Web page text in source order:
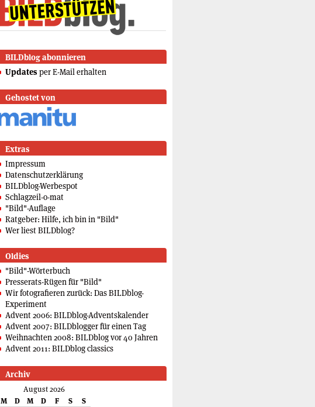
BILDblog abonnieren
Updates per E-Mail erhalten
Gehostet von
Extras
Impressum
Datenschutzerklärung
BILDblog-Werbespot
Schlagzeil-o-mat
"Bild"-Auflage
Ratgeber: Hilfe, ich bin in "Bild"
Wer liest BILDblog?
Oldies
"Bild"-Wörterbuch
Presserats-Rügen für "Bild"
Wir fotografieren zurück: Das BILDblog-
Experiment
Advent 2006: BILDblog-Adventskalender
Advent 2007: BILDblogger für einen Tag
Weihnachten 2008: BILDblog vor 40 Jahren
Advent 2011: BILDblog classics
Archiv
August 2026
M
D M D F S
S